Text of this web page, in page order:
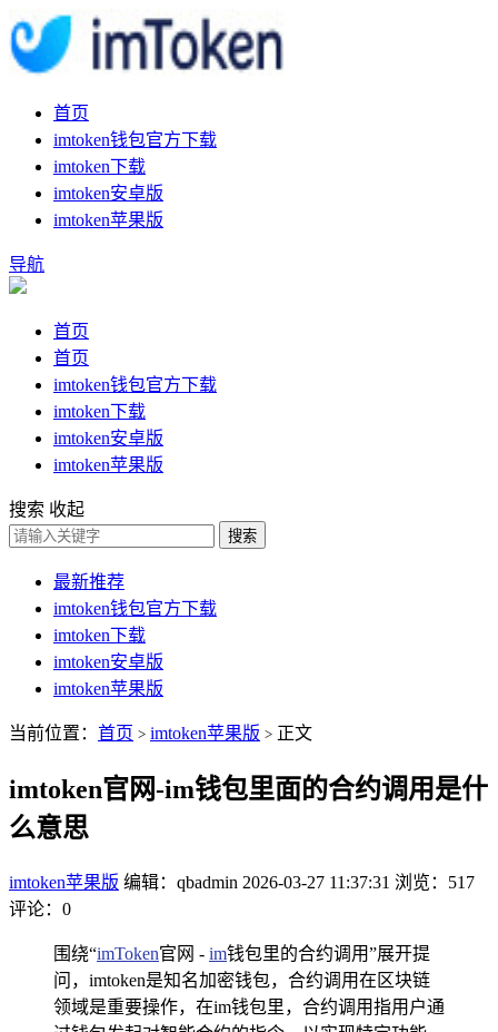
首页
imtoken钱包官方下载
imtoken下载
imtoken安卓版
imtoken苹果版
导航
首页
首页
imtoken钱包官方下载
imtoken下载
imtoken安卓版
imtoken苹果版
搜索 收起
搜索
最新推荐
imtoken钱包官方下载
imtoken下载
imtoken安卓版
imtoken苹果版
当前位置： 首页 > imtoken苹果版 > 正文
imtoken官网-im钱包里面的合约调用是什
么意思
imtoken苹果版 编辑：qbadmin 2026-03-27 11:37:31 浏览：517
评论：0
围绕“imToken官网 - im钱包里的合约调用”展开提
问，imtoken是知名加密钱包，合约调用在区块链
领域是重要操作，在im钱包里，合约调用指用户通